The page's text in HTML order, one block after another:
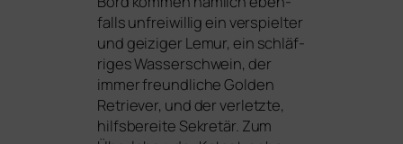
falls unfrei­wil­lig ein ver­spiel­ter
und gei­zi­ger Lemur, ein schläf­
ri­ges Wasserschwein, der
immer freund­li­che Golden
Retriever, und der ver­letz­te,
hilfs­be­rei­te Sekretär. Zum